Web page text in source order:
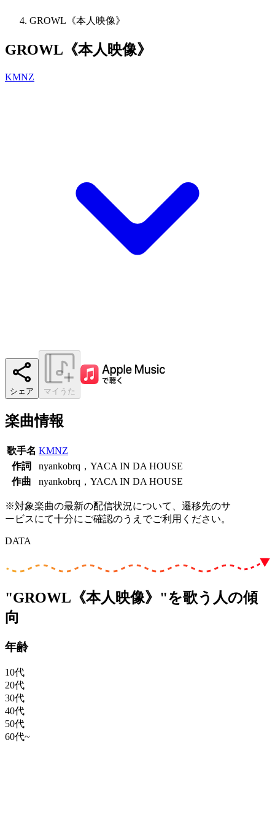
GROWL《本人映像》
GROWL《本人映像》
KMNZ
シェア マイうた
楽曲情報
歌手名 KMNZ
作詞
nyankobrq，YACA IN DA HOUSE
作曲
nyankobrq，YACA IN DA HOUSE
※対象楽曲の最新の配信状況について、遷移先のサ
ービスにて十分にご確認のうえでご利用ください。
DATA
"GROWL《本人映像》"を歌う人の傾
向
年齢
10代
20代
30代
40代
50代
60代~